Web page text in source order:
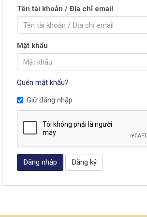
Tên tài khoản / Địa chỉ email
Mật khẩu
Quên mật khẩu?
Giữ đăng nhập
Đăng nhập Đăng ký